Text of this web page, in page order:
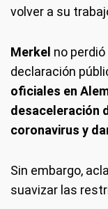
volver a su
Merkel no
declaración
oficiales en
desaceleración
coronavirus y
Sin embargo,
suavizar las